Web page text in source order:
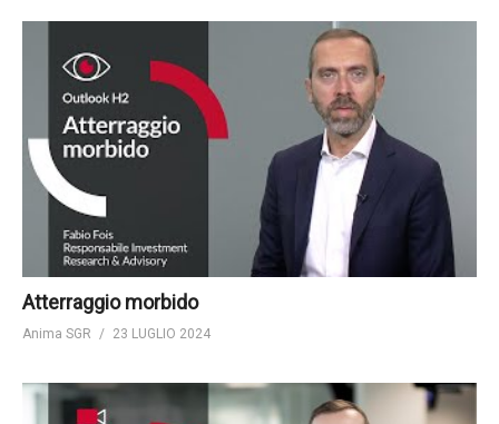
Atterraggio morbido
Anima SGR 23 LUGLIO 2024